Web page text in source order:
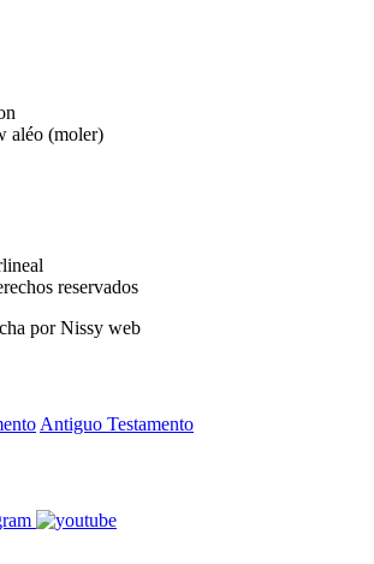
aléo (moler)
reservados
porNissy web
Antiguo Testamento